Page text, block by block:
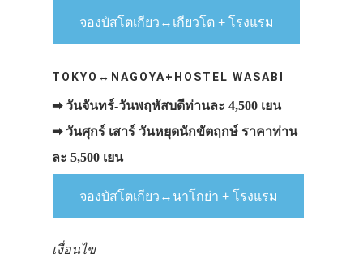
จองบัสโตเกียว↔เกียวโต + โรงแรม
TOKYO↔NAGOYA+HOSTEL WASABI
➡ วันจันทร์-วันพฤหัสบดีท่านละ 4,500 เยน
➡ วันศุกร์ เสาร์ วันหยุดนักขัตฤกษ์ ราคาท่าน
ละ 5,500 เยน
จองบัสโตเกียว↔นาโกย่า + โรงแรม
เงื่อนไข